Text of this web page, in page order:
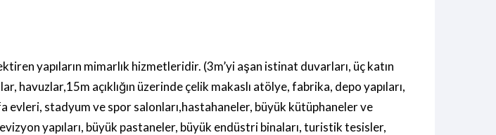
yapıların mimarlık hizmetleridir. (3m’yi aşan istinat duvarları, üç katın
havuzlar,15m açıklığın üzerinde çelik makaslı atölye, fabrika, depo yapıları,
evleri, stadyum ve spor salonları,hastahaneler, büyük kütüphaneler ve
yapıları, büyük pastaneler, büyük endüstri binaları, turistik tesisler,